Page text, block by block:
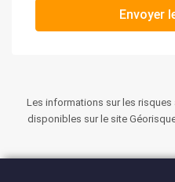
Envoyer
Les informations sur les
disponibles sur le site